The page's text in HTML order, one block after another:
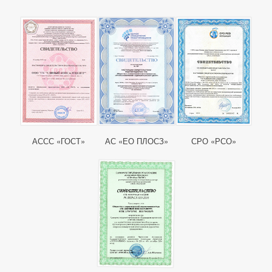
АССС «ГОСТ» АС «ЕО ПЛОСЗ» СРО «РСО»